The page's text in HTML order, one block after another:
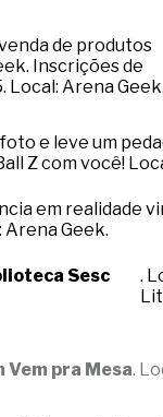
de produtos
Inscrições de
Local: Arena Geek.
e leve um
Z com você!
em realidade
Arena Geek.
Sesc
.
Vem pra Mesa.